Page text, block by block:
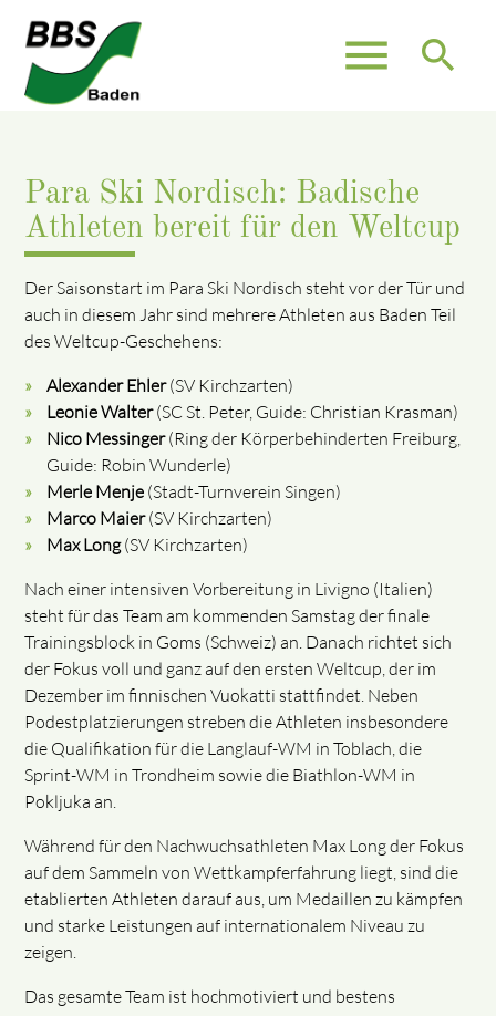
menu search
Para Ski Nordisch: Badische
Athleten bereit für den Weltcup
Der Saisonstart im Para Ski Nordisch steht vor der Tür und
auch in diesem Jahr sind mehrere Athleten aus Baden Teil
des Weltcup-Geschehens:
Alexander Ehler(SV Kirchzarten)
Leonie Walter(SC St. Peter, Guide: Christian Krasman)
Nico Messinger(Ring der Körperbehinderten Freiburg,
Guide: Robin Wunderle)
Merle Menje (Stadt-Turnverein Singen)
Marco Maier(SV Kirchzarten)
Max Long(SV Kirchzarten)
Nach einer intensiven Vorbereitung in Livigno (Italien)
steht für das Team am kommenden Samstag der finale
Trainingsblock in Goms (Schweiz) an. Danach richtet sich
der Fokus voll und ganz auf den ersten Weltcup, der im
Dezember im finnischen Vuokatti stattfindet. Neben
Podestplatzierungen streben die Athleten insbesondere
die Qualifikation für die Langlauf-WM in Toblach, die
Sprint-WM in Trondheim sowie die Biathlon-WM in
Pokljuka an.
Während für den Nachwuchsathleten Max Long der Fokus
auf dem Sammeln von Wettkampferfahrung liegt, sind die
etablierten Athleten darauf aus, um Medaillen zu kämpfen
und starke Leistungen auf internationalem Niveau zu
zeigen.
Das gesamte Team ist hochmotiviert und bestens